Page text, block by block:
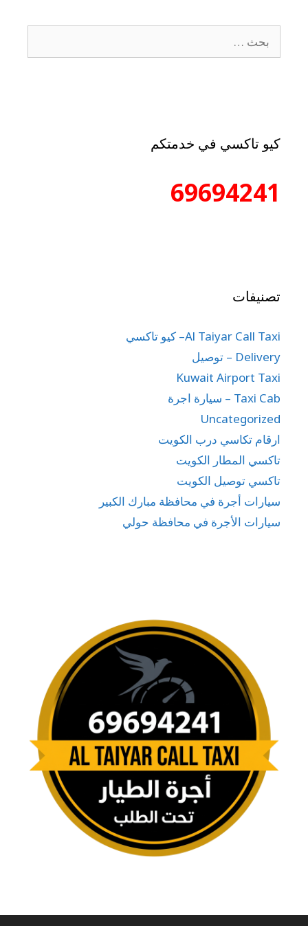
كيو تاكسي في خدمتكم
69694241
تصنيفات
Al Taiyar Call Taxi– كيو تاكسي
Delivery – توصيل
Kuwait Airport Taxi
Taxi Cab – سيارة اجرة
Uncategorized
ارقام تكاسي درب الكويت
تاكسي المطار الكويت
تاكسي توصيل الكويت
سيارات أجرة في محافظة مبارك الكبير
سيارات الأجرة في محافظة حولي